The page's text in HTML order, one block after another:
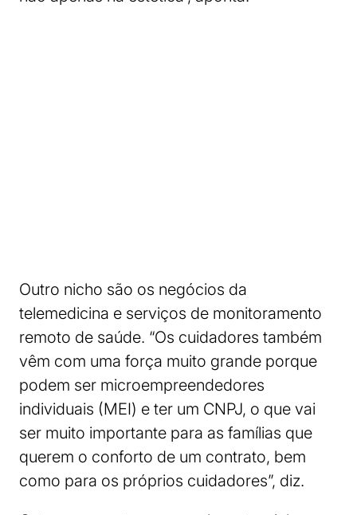
Outro nicho são os negócios da
telemedicina e serviços de monitoramento
remoto de saúde. “Os cuidadores também
vêm com uma força muito grande porque
podem ser microempreendedores
individuais (MEI) e ter um CNPJ, o que vai
ser muito importante para as famílias que
querem o conforto de um contrato, bem
como para os próprios cuidadores”, diz.